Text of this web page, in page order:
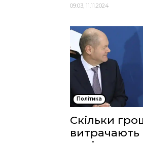
09:03, 11.11.2024
Політика
Скільки
витрачають